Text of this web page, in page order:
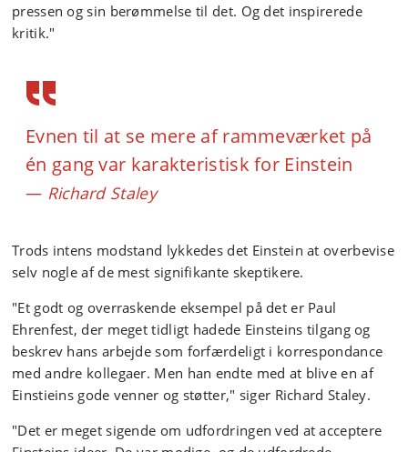
pressen og sin berømmelse til det. Og det inspirerede
kritik."
Evnen til at se mere af rammeværket på
én gang var karakteristisk for Einstein
Richard Staley
Trods intens modstand lykkedes det Einstein at overbevise
selv nogle af de mest signifikante skeptikere.
"Et godt og overraskende eksempel på det er Paul
Ehrenfest, der meget tidligt hadede Einsteins tilgang og
beskrev hans arbejde som forfærdeligt i korrespondance
med andre kollegaer. Men han endte med at blive en af
Einstieins gode venner og støtter," siger Richard Staley.
"Det er meget sigende om udfordringen ved at acceptere